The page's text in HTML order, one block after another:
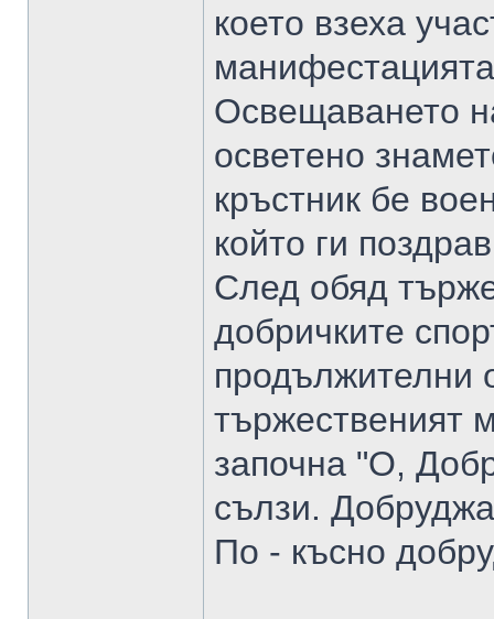
което взеха
Освещаването
осветено
кръстник бе
който ги
След обяд
добричките
продължителни
тържественият
започна "О,
сълзи.
По - късно